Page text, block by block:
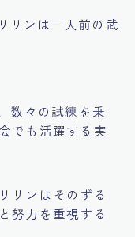
リンは一人前の武
数々の試練を乗
でも活躍する実
リンはそのずる
努力を重視する